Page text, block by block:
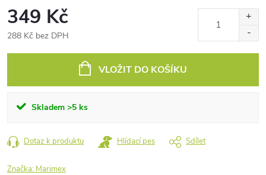
Skladem >5 ks
349 Kč
288 Kč bez DPH
VLOŽIT DO KOŠÍKU
Dotaz k produktu Hlídací pes Sdílet
Značka: Marimex